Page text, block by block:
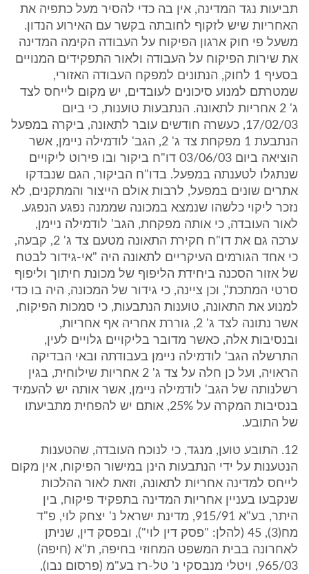
תביעות נגד המדינה, אין בה כדי להסיר מעל כתפיה את
האחריות שיש לזקוף לחובתה בקשר עם האירוע הנדון.
משעל פי חוק ארגון הפיקוח על העבודה הקימה המדינה
את שירות הפיקוח על העבודה ולאור התפקידים המנויים
בסעיף 1 לחוק, הנתונים למפקח העבודה האזורי,
שמטרתם למנוע סיכונים לעובדים, יש מקום לייחס לצד
ג' 2 אחריות לתאונה. הנתבעות טוענות, כי ביום
17/02/03, כעשרה חודשים עובר לתאונה, ביקרה במפעל
הנתבעת 1 מפקחת צד ג' 2, הגב' לודמילה ניימן, אשר
הוציאה ביום 03/06/03 דו"ח ביקור ובו פירוט ליקויים
שנתגלו לטענתה במפעל. בדו"ח הביקור, הגם שנבדקו
אתרים שונים במפעל, לרבות אולם הייצור והמתקנים, לא
נזכר ליקוי כלשהו שנמצא במכונה שממנה נפגע הנפגע.
לאור העובדה, כי אותה מפקחת, הגב' לודמילה ניימן,
ערכה גם את דו"ח חקירת התאונה מטעם צד ג' 2, קבעה,
כי אחד הגורמים העיקריים לתאונה היה "אי-גידור לבטח
של אזור הסכנה ביחידת הליפוף של מכונת חיתוך וליפוף
סרטי המתכת", וכן ציינה, כי גידור של המכונה, היה בו כדי
למנוע את התאונה, טוענות הנתבעות, כי סמכות הפיקוח,
אשר נתונה לצד ג' 2, גוררת אחריה אף אחריות,
ובנסיבות אלה, כאשר מדובר בליקויים גלויים לעין,
התרשלה הגב' לודמילה ניימן בעבודתה ובאי הבדיקה
הראויה, ועל כן חלה על צד ג' 2 אחריות שילוחית, בגין
רשלנותה של הגב' לודמילה ניימן, אשר אותה יש להעמיד
בנסיבות המקרה על 25%, אותם יש להפחית מתביעתו
של התובע.
12. התובע טוען, מנגד, כי לנוכח העובדה, שהטענות
הנטענות על ידי הנתבעות הינן במישור הפיקוח, אין מקום
לייחס למדינה אחריות לתאונה, וזאת לאור ההלכות
שנקבעו בעניין אחריות המדינה בתפקיד פיקוח, בין
היתר, בע"א 915/91, מדינת ישראל נ' יצחק לוי, פ"ד
מח(3), 45 (להלן: "פסק דין לוי"), ובפסק דין, שניתן
לאחרונה בבית המשפט המחוזי בחיפה, ת"א (חיפה)
965/03, ויטלי מנבסקי נ' טל-רז בע"מ (פרסום נבו),